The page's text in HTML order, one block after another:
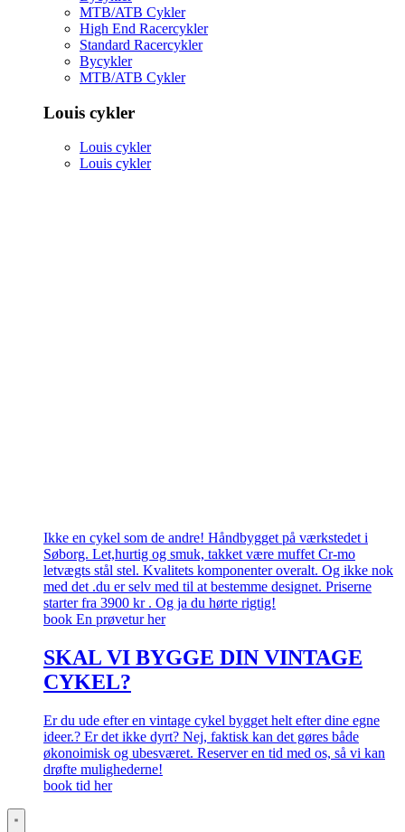
MTB/ATB Cykler
High End Racercykler
Standard Racercykler
Bycykler
MTB/ATB Cykler
Louis cykler
Louis cykler
Louis cykler
Ikke en cykel som de andre! Håndbygget på værkstedet i
Søborg. Let,hurtig og smuk, takket være muffet Cr-mo
letvægts stål stel. Kvalitets komponenter overalt. Og ikke nok
med det .du er selv med til at bestemme designet. Priserne
starter fra 3900 kr . Og ja du hørte rigtig!
book En prøvetur her
SKAL VI BYGGE DIN VINTAGE
CYKEL?
Er du ude efter en vintage cykel bygget helt efter dine egne
ideer.? Er det ikke dyrt? Nej, faktisk kan det gøres både
økonoimisk og ubesværet. Reserver en tid med os, så vi kan
drøfte mulighederne!
book tid her